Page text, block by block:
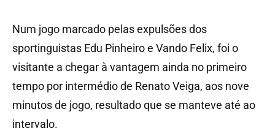
Num jogo marcado pelas expulsões dos
sportinguistas Edu Pinheiro e Vando Felix, foi o
visitante a chegar à vantagem ainda no primeiro
tempo por intermédio de Renato Veiga, aos nove
minutos de jogo, resultado que se manteve até ao
intervalo.